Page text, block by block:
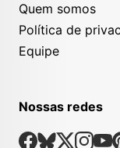
Quem somos
Política de
Equipe
Nossas redes
Nossas Redes
Facebook
Bsky
X